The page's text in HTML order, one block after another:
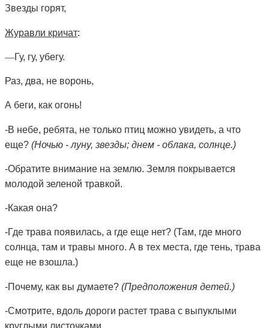
Звезды горят,
Журавли кричат:
—Гу, гу, убегу.
Раз, два, не воронь,
А беги, как огонь!
-В небе, ребята, не только птиц можно увидеть, а что
еще? (Ночью - луну, звезды; днем - облака, солнце.)
-Обратите внимание на землю. Земля покрывается
молодой зеленой травкой.
-Какая она?
-Где трава появилась, а где еще нет? (Там, где много
солнца, там и травы много. А в тех места, где тень, трава
еще не взошла.)
-Почему, как вы думаете? (Предположения детей.)
-Смотрите, вдоль дороги растет трава с выпуклыми